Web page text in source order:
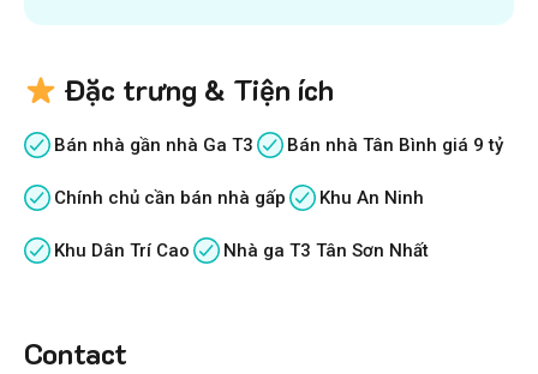
Đặc trưng & Tiện ích
Bán nhà gần nhà Ga T3 Bán nhà Tân Bình giá 9 tỷ
Chính chủ cần bán nhà gấp Khu An Ninh
Khu Dân Trí Cao Nhà ga T3 Tân Sơn Nhất
Contact